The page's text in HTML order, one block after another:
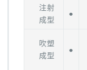
注射
成型
●
吹塑
成型
●